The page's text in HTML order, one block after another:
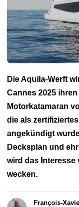
Die Aquila-Werft
Cannes 2025
Motorkatamaran
die als
angekündigt
Decksplan und
wird das
wecken.
François-